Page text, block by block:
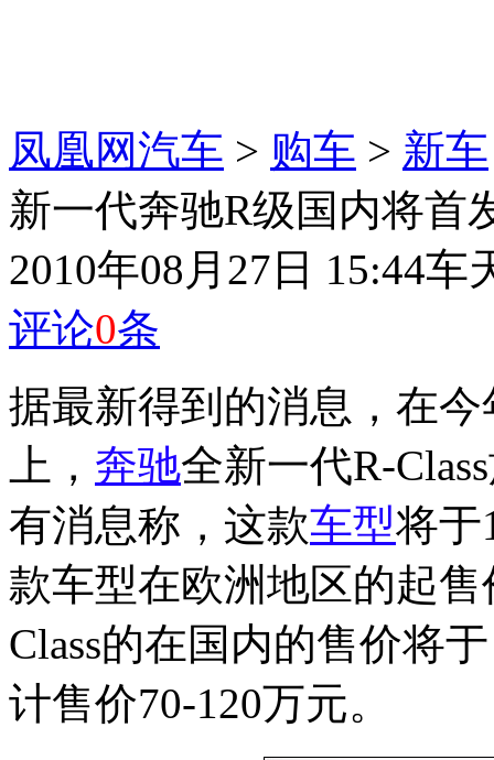
凤凰网汽车 > 购车 > 新车
新一代奔驰R级国内将首
2010年08月27日 15:44车
评论0条
据最新得到的消息，在
上， 奔驰全新一代R-
有消息称，这款车型将于
款车型在欧洲地区的起
Class的在国内的售价将
计售价70-120万元。